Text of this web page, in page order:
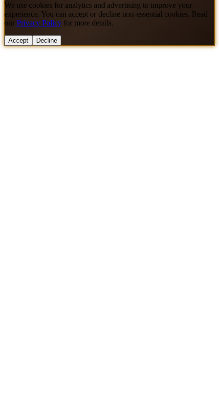
We use cookies for analytics and advertising to improve your
experience. You can accept or decline non-essential cookies. Read
our Privacy Policy for more details.
Accept Decline